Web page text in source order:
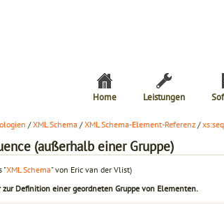
Home Leistungen
/XML Schema /XML Schema-Element-Referenz /
(außerhalb einer Gruppe)
"XML Schema" von Eric van der Vlist)
zur Definition einer geordneten Gruppe von Elementen.